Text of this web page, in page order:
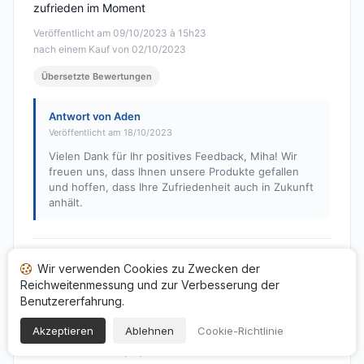
Veröffentlicht am 09/10/2023 à 15h23
nach einem Kauf von 02/10/2023
zufrieden im Moment
Übersetzte Bewertungen
Antwort von Aden
Veröffentlicht am 18/10/2023
Vielen Dank für Ihr positives Feedback, Miha! Wir
freuen uns, dass Ihnen unsere Produkte gefallen
und hoffen, dass Ihre Zufriedenheit auch in Zukunft
anhält.
F
FREDERIC R.
Hinweis: 5 von 5
Schöner Türkisanhänger ohne übermäßigen
Schnickschnack
Wir verwenden Cookies zu Zwecken der
Reichweitenmessung und zur Verbesserung der
Benutzererfahrung.
Akzeptieren Ablehnen Cookie-Richtlinie